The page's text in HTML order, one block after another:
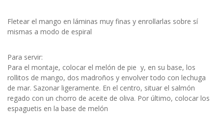
Fletear el mango en láminas muy finas y enrollarlas sobre sí
mismas a modo de espiral
Para servir:
Para el montaje, colocar el melón de pie y, en su base, los
rollitos de mango, dos madroños y envolver todo con lechuga
de mar. Sazonar ligeramente. En el centro, situar el salmón
regado con un chorro de aceite de oliva. Por último, colocar los
espaguetis en la base de melón